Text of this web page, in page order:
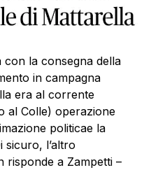
con la consegna della
in campagna
era al corrente
al Colle) operazione
politicae la
sicuro, l’altro
risponde a Zampetti –